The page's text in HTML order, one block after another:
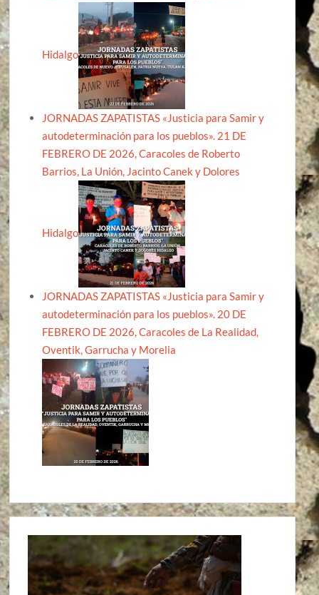
Hidalgo
JORNADAS ZAPATISTAS «Justicia para Samir y
autodeterminación para los pueblos». 21 DE
FEBRERO DE 2026, Caracoles de Roberto
Barrios, La Unión, Jacinto Canek y Dolores
Hidalgo
JORNADAS ZAPATISTAS «Justicia para Samir y
autodeterminación para los pueblos». 20 DE
FEBRERO DE 2026, Caracoles de La Realidad,
Oventik, Garrucha y Morelia